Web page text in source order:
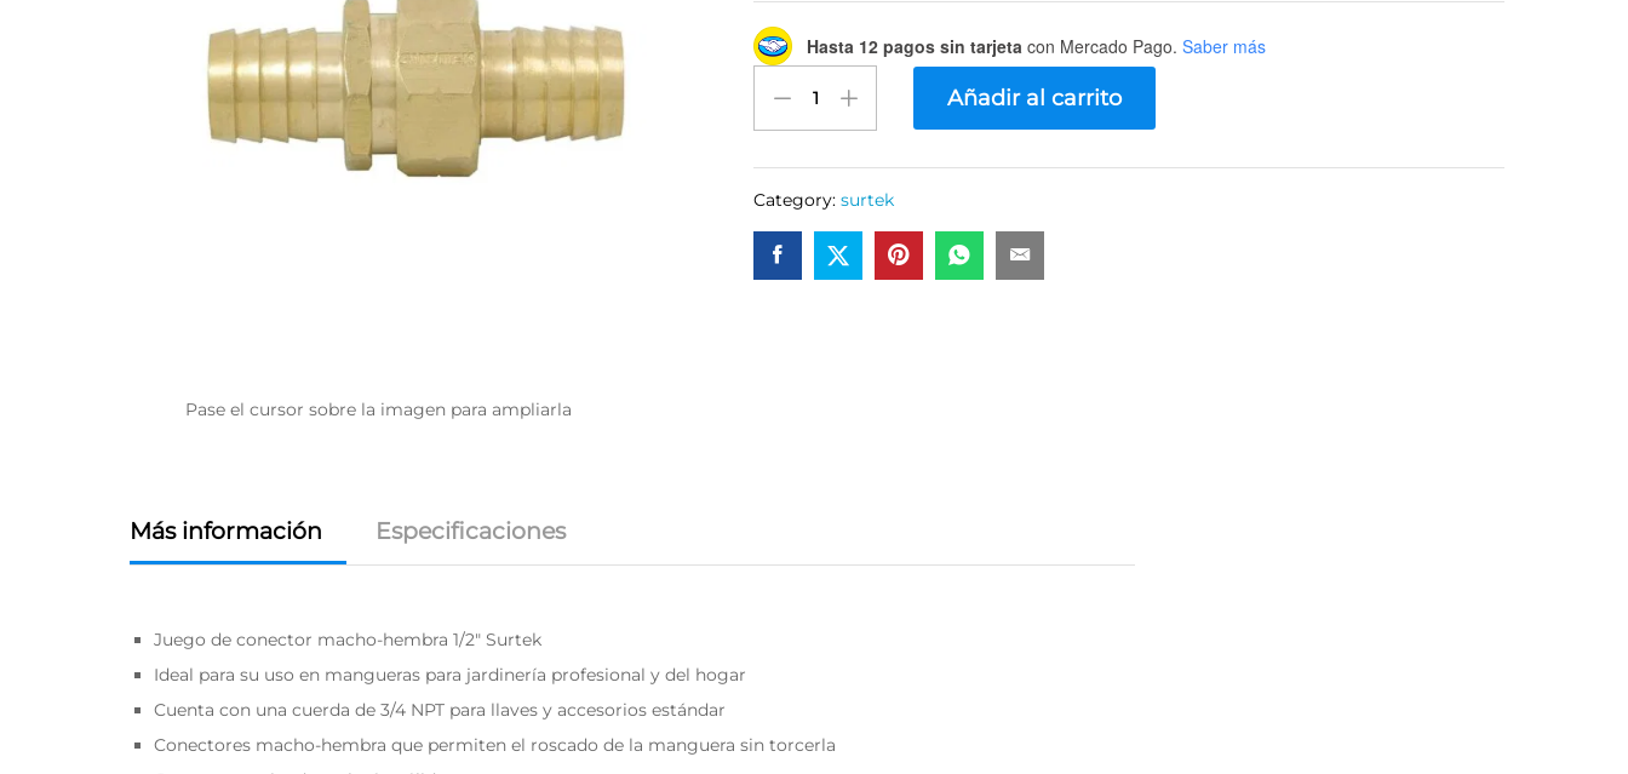
Pase el cursor sobre la imagen para ampliarla
Hasta 12 pagos sin tarjeta con Mercado Pago. Saber más
para
manguera
de
latón,
1/2"
Añadir al carrito
Category:surtek
Más información Especificaciones
Juego de conector macho-hembra 1/2″ Surtek
Ideal para su uso en mangueras para jardinería profesional y del hogar
Cuenta con una cuerda de 3/4 NPT para llaves y accesorios estándar
Conectores macho-hembra que permiten el roscado de la manguera sin torcerla